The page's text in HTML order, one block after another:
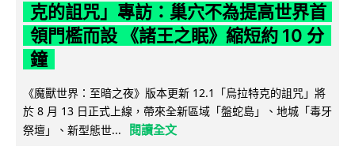
克的詛咒」專訪：巢穴不為提高世界首
領門檻而設 《諸王之眠》縮短約 10 分
鐘
《魔獸世界：至暗之夜》版本更新 12.1「烏拉特克的詛咒」將
於 8 月 13 日正式上線，帶來全新區域「盤蛇島」、地城「毒牙
祭壇」、新型態世...
閱讀全文